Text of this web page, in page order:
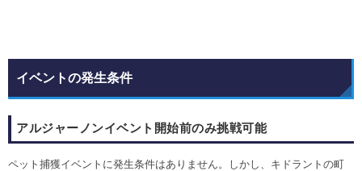
イベントの発生条件
アルジャーノンイベント開始前のみ挑戦可能
ペット捕獲イベントに発生条件はありません。しかし、キドラントの町